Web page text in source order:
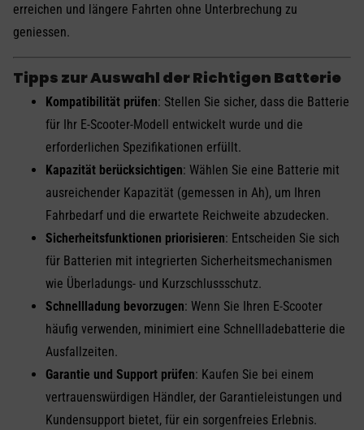
erreichen und längere Fahrten ohne Unterbrechung zu
geniessen.
Tipps zur Auswahl der Richtigen Batterie
Kompatibilität prüfen: Stellen Sie sicher, dass die Batterie
für Ihr E-Scooter-Modell entwickelt wurde und die
erforderlichen Spezifikationen erfüllt.
Kapazität berücksichtigen: Wählen Sie eine Batterie mit
ausreichender Kapazität (gemessen in Ah), um Ihren
Fahrbedarf und die erwartete Reichweite abzudecken.
Sicherheitsfunktionen priorisieren: Entscheiden Sie sich
für Batterien mit integrierten Sicherheitsmechanismen
wie Überladungs- und Kurzschlussschutz.
Schnellladung bevorzugen: Wenn Sie Ihren E-Scooter
häufig verwenden, minimiert eine Schnellladebatterie die
Ausfallzeiten.
Garantie und Support prüfen: Kaufen Sie bei einem
vertrauenswürdigen Händler, der Garantieleistungen und
Kundensupport bietet, für ein sorgenfreies Erlebnis.